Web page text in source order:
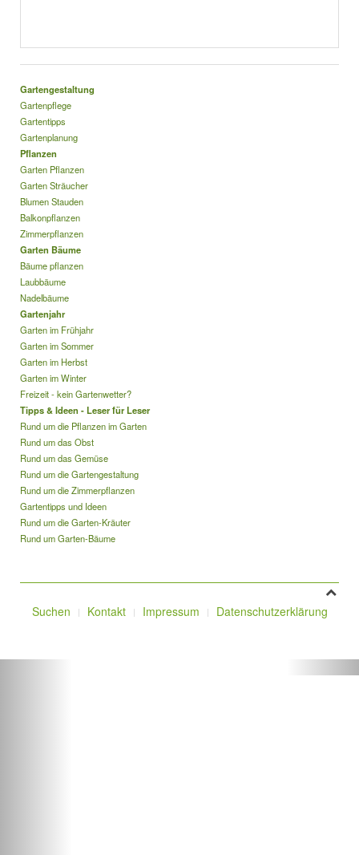
Gartengestaltung
Gartenpflege
Gartentipps
Gartenplanung
Pflanzen
Garten Pflanzen
Garten Sträucher
Blumen Stauden
Balkonpflanzen
Zimmerpflanzen
Garten Bäume
Bäume pflanzen
Laubbäume
Nadelbäume
Gartenjahr
Garten im Frühjahr
Garten im Sommer
Garten im Herbst
Garten im Winter
Freizeit - kein Gartenwetter?
Tipps & Ideen - Leser für Leser
Rund um die Pflanzen im Garten
Rund um das Obst
Rund um das Gemüse
Rund um die Gartengestaltung
Rund um die Zimmerpflanzen
Gartentipps und Ideen
Rund um die Garten-Kräuter
Rund um Garten-Bäume
Suchen Kontakt Impressum Datenschutzerklärung